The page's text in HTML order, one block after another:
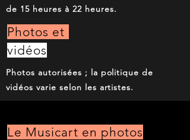
de 15 heures à 22 heures.
Photos et
vidéos
Photos autorisées ; la politique de
vidéos varie selon les artistes.
Le Musicart en photos